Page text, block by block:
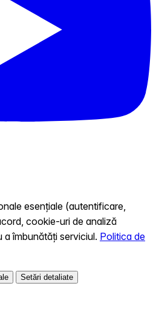
esențiale (autentificare,
cookie-uri de analiză
îmbunătăți serviciul. Politica de
Setări detaliate